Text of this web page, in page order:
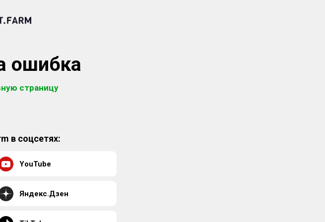
ошибка
страницу
в соцсетях:
YouTube
Яндекс.Дзен